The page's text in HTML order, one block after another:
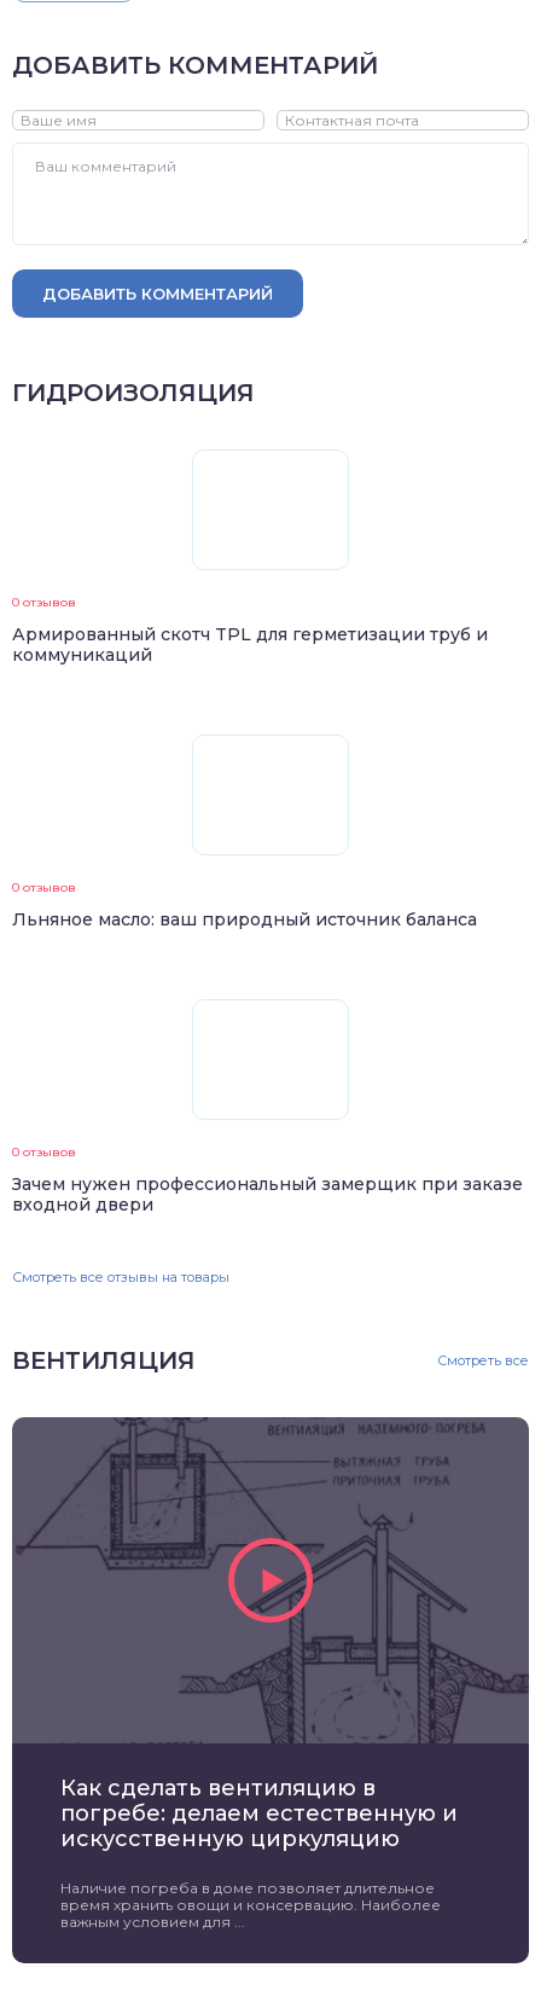
ДОБАВИТЬ КОММЕНТАРИЙ
ДОБАВИТЬ КОММЕНТАРИЙ
ГИДРОИЗОЛЯЦИЯ
0 отзывов
Армированный скотч TPL для герметизации труб и
коммуникаций
0 отзывов
Льняное масло: ваш природный источник баланса
0 отзывов
Зачем нужен профессиональный замерщик при заказе
входной двери
Смотреть все отзывы на товары
ВЕНТИЛЯЦИЯ Смотреть все
Как сделать вентиляцию в
погребе: делаем естественную и
искусственную циркуляцию
Наличие погреба в доме позволяет длительное
время хранить овощи и консервацию. Наиболее
важным условием для ...